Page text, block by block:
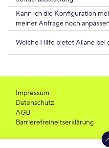
Kann ich die Konfiguration
meiner Anfrage noch
Welche Hilfe bietet Allane bei
Impressum
Datenschutz
AGB
Barrierefreiheitserklärung